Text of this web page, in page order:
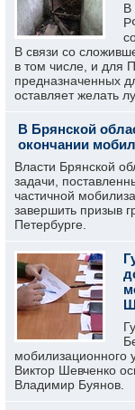
В
В связи со
в том числе, и для
предназначенных
оставляет желать
В Брянской
окончании
Власти Брянской
задачи,
частичной
завершить призыв
Петербурге.
мобилизационного
Виктор Шевченко
Владимир Буянов.